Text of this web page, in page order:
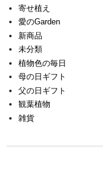
寄せ植え
愛のGarden
新商品
未分類
植物色の毎日
母の日ギフト
父の日ギフト
観葉植物
雑貨